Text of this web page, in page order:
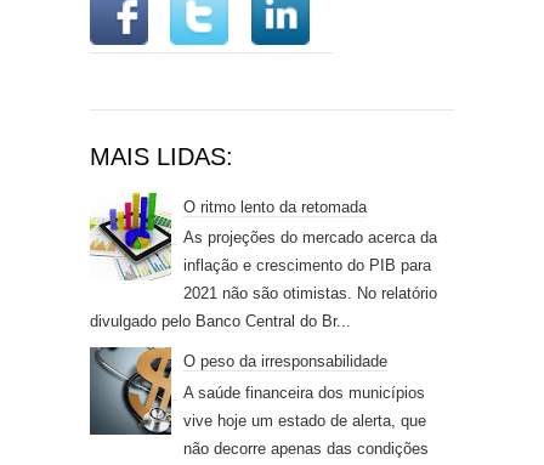
MAIS LIDAS:
O ritmo lento da retomada
As projeções do mercado acerca da
inflação e crescimento do PIB para
2021 não são otimistas. No relatório
divulgado pelo Banco Central do Br...
O peso da irresponsabilidade
A saúde financeira dos municípios
vive hoje um estado de alerta, que
não decorre apenas das condições